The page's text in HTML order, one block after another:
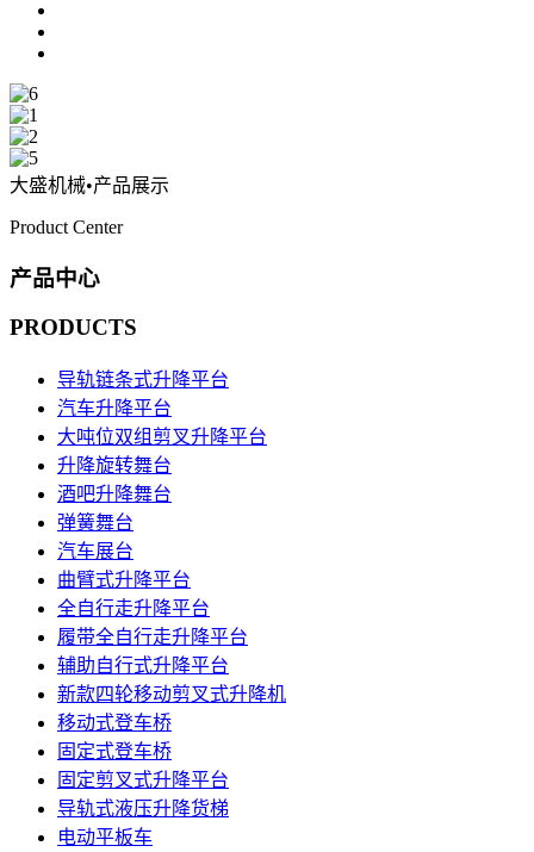
大盛机械•产品展示
Product Center
产品中心
PRODUCTS
导轨链条式升降平台
汽车升降平台
大吨位双组剪叉升降平台
升降旋转舞台
酒吧升降舞台
弹簧舞台
汽车展台
曲臂式升降平台
全自行走升降平台
履带全自行走升降平台
辅助自行式升降平台
新款四轮移动剪叉式升降机
移动式登车桥
固定式登车桥
固定剪叉式升降平台
导轨式液压升降货梯
电动平板车